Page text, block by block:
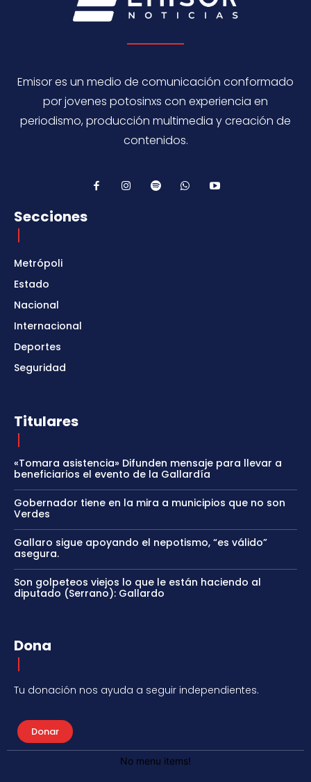
Emisor es un medio de comunicación conformado
por jovenes potosinxs con experiencia en
periodismo, producción multimedia y creación de
contenidos.
Secciones
Metrópoli
Estado
Nacional
Internacional
Deportes
Seguridad
Titulares
«Tomara asistencia» Difunden mensaje para llevar a
beneficiarios el evento de la Gallardía
Gobernador tiene en la mira a municipios que no son
Verdes
Gallaro sigue apoyando el nepotismo, “es válido”
asegura.
Son golpeteos viejos lo que le están haciendo al
diputado (Serrano): Gallardo
Dona
Tu donación nos ayuda a seguir independientes.
Donar
No menu items!